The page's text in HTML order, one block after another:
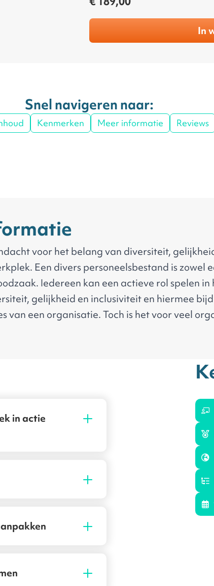
In
Snel navigeren naar:
Kenmerken Meer informatie Reviews
voor het belang van diversiteit,
Een divers personeelsbestand is zowel
Iedereen kan een actieve rol spelen in
gelijkheid en inclusiviteit en hiermee
van een organisatie. Toch is het voor veel
te omarmen en vooroordelen en discriminatie
leidraad voor het vaststellen van diversiteit,
van zinvolle en impactvolle maatregelen
je team als geheel te kijken om diversiteit,
te begrijpen en te waarderen. Er komen
aan bod om diversiteit, gelijkheid en
en je leert gebruik maken van het RISE-
in actie